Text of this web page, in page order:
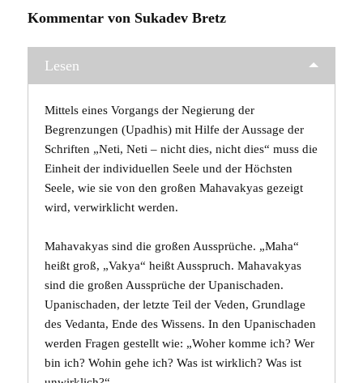
Kommentar von Sukadev Bretz
Lesen
Mittels eines Vorgangs der Negierung der
Begrenzungen (Upadhis) mit Hilfe der Aussage der
Schriften „Neti, Neti – nicht dies, nicht dies“ muss die
Einheit der individuellen Seele und der Höchsten
Seele, wie sie von den großen Mahavakyas gezeigt
wird, verwirklicht werden.
Mahavakyas sind die großen Aussprüche. „Maha“
heißt groß, „Vakya“ heißt Ausspruch. Mahavakyas
sind die großen Aussprüche der Upanischaden.
Upanischaden, der letzte Teil der Veden, Grundlage
desVedanta, Ende des Wissens. In denUpanischaden
werden Fragen gestellt wie: „Woher komme ich? Wer
bin ich? Wohin gehe ich? Was ist wirklich? Was ist